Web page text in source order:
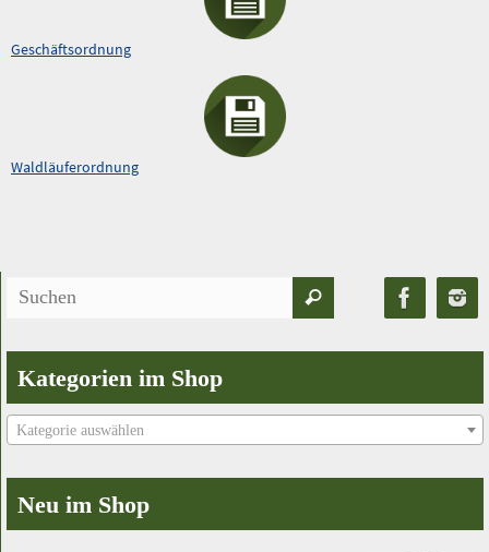
Geschäftsordnung
Waldläuferordnung
Suchen
Kategorien im Shop
Kategorie auswählen
Neu im Shop